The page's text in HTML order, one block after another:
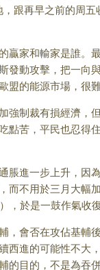
跟再早之前的周
家和輸家是誰。最
發動攻擊，把一向
盟的能源市場，很
制裁有損經濟，但
點苦，平民也忍得
進一步上升，因
而不用於三月大幅
，於是一鼓作氣收復
會否在攻佔基輔
西進的可能性不大
的目的，不是為吞